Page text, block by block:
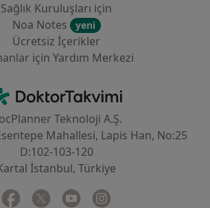
Sağlık Kuruluşları için
Noa Notes
yeni
Ücretsiz İçerikler
için Yardım Merkezi
DoktorTakvimi - Ana Sayfa
Teknoloji A.Ş.
Mahallesi, Lapis Han, No:25
D:102-103-120
İstanbul, Türkiye
Facebook
yeni bir sekmede açılır
Twitter
yeni bir sekmede açılır
Youtube
yeni bir sekmede açılır